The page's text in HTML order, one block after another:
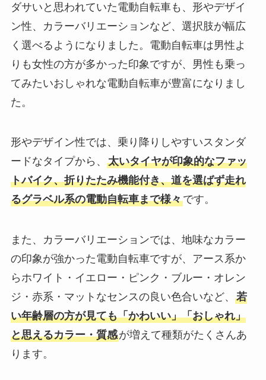
ダサいと思われていた電動自転車も、形やデザイ
ン性、カラーバリエーションなど、選択肢が幅広
く選べるようになりました。電動自転車は男性よ
りも女性の方が多かった印象ですが、男性も乗っ
てみたいおしゃれな電動自転車が豊富になりまし
た。
形やデザイン性では、乗り降りしやすいスタンダ
ードなタイプから、 太いタイヤが印象的なファッ
トバイク、折りたたみ機能付き、道を選ばず走れ
るグラベル系の電動自転車まで様々です。
また、カラーバリエーションでは、地味なカラー
の印象が強かった電動自転車ですが、アース系か
らホワイト・イエロー・ピンク・ブルー・オレン
ジ・赤系・マットなセンスの良い色合いなど、 若
い年齢層の方が見ても「かわいい」「おしゃれ」
と思えるカラー・質感が増えて種類がたくさんあ
ります。